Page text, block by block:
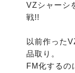
VZシャーシ
戦!!
以前作った
品取り。
FM化するの